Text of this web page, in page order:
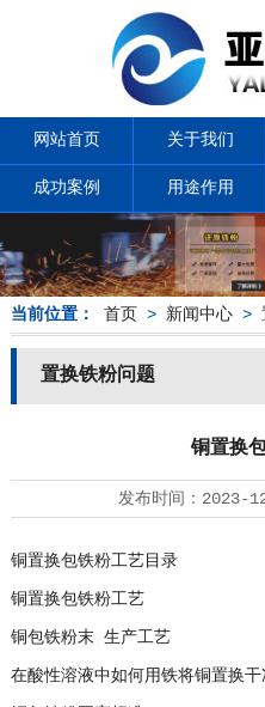
网站首页 关于我们
成功案例 用途作用
当前位置： 首页 > 新闻中心>
置换铁粉问题
铜置换
发布时间： 2023-
铜置换包铁粉工艺目录
铜置换包铁粉工艺
铜包铁粉末 生产工艺
在酸性溶液中如何用铁将铜置换干